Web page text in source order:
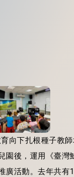
向下扎根種子教
後，運用《臺
活動。去年共